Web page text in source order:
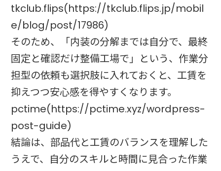
tkclub.flips(https://tkclub.flips.jp/mobil
e/blog/post/17986)
そのため、「内装の分解までは自分で、最終
固定と確認だけ整備工場で」という、作業分
担型の依頼も選択肢に入れておくと、工賃を
抑えつつ安心感を得やすくなります。
pctime(https://pctime.xyz/wordpress-
post-guide)
結論は、部品代と工賃のバランスを理解した
うえで、自分のスキルと時間に見合った作業